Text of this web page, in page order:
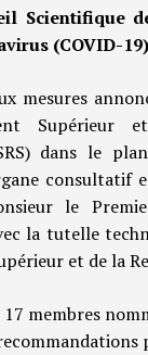
Scientifique
(COVID-
mesures
Supérieur
dans le
consultatif
le
la tutelle
et de la
membres